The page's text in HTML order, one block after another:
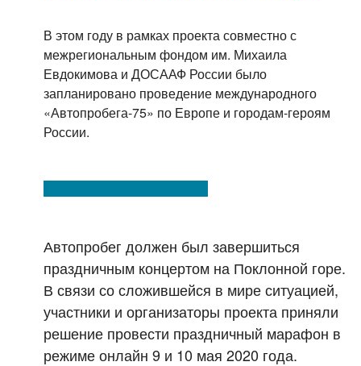
В этом году в рамках проекта совместно с
межрегиональным фондом им. Михаила
Евдокимова и ДОСААФ России было
запланировано проведение международного
«Автопробега-75» по Европе и городам-героям
России.
Автопробег должен был завершиться
праздничным концертом на Поклонной горе.
В связи со сложившейся в мире ситуацией,
участники и организаторы проекта приняли
решение провести праздничный марафон в
режиме онлайн 9 и 10 мая 2020 года.